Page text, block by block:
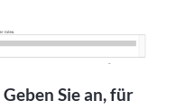
Geben Sie an, für